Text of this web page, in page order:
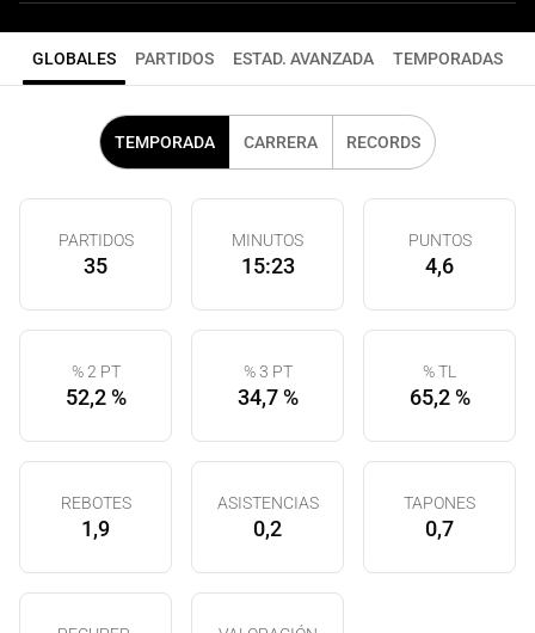
GLOBALES PARTIDOS ESTAD. AVANZADA TEMPORADAS
TEMPORADA CARRERA RECORDS
PARTIDOS
35
MINUTOS
15:23
PUNTOS
4,6
% 2 PT
52,2 %
% 3 PT
34,7 %
% TL
65,2 %
REBOTES
1,9
ASISTENCIAS
0,2
TAPONES
0,7